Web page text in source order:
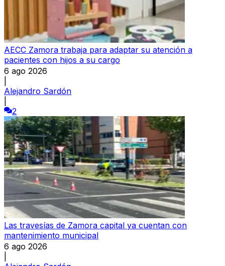
AECC Zamora trabaja para adaptar su atención a
pacientes con hijos a su cargo
6 ago 2026
Alejandro Sardón
2
Las travesías de Zamora capital ya cuentan con
mantenimiento municipal
6 ago 2026